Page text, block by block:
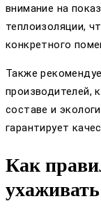
внимание на
теплоизоляции,
конкретного
Также
производителей,
составе и
гарантирует
Как